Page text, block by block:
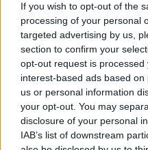
If you wish to opt-out of the
processing of your personal
targeted advertising by us,
section to confirm your
opt-out request is
interest-based ads based
us or personal information
your opt-out. You may
disclosure of your personal
IAB’s list of downstream
Minka 11.
T. szereti
Pedig